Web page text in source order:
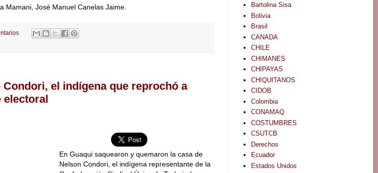
Mamani, José Manuel Canelas Jaime.
Condori, el indígena que reprochó a
electoral
En Guaqui saquearon y quemaron la casa de
Nelson Condori, el indígena representante de la
Bartolina Sisa
Bolivia
Brasil
CANADA
CHILE
CHIMANES
CHIPAYAS
CHIQUITANOS
CIDOB
Colombia
CONAMAQ
COSTUMBRES
CSUTCB
Derechos
Ecuador
Estados Unidos